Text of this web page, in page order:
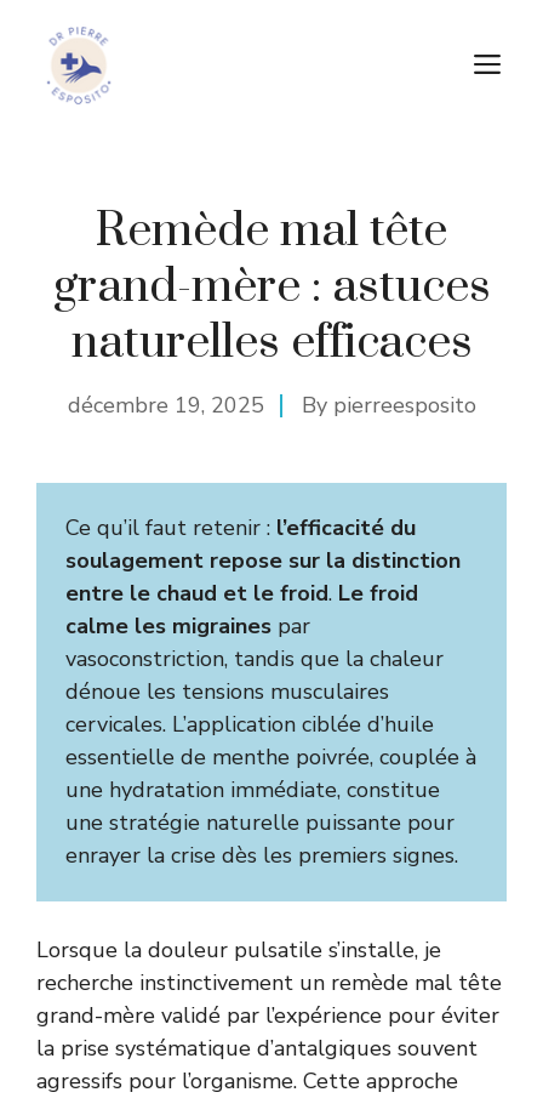
contenu
Remède mal tête
grand-mère : astuces
naturelles efficaces
décembre 19, 2025 By pierreesposito
Ce qu’il faut retenir : l’efficacité du
soulagement repose sur la distinction
entre le chaud et le froid. Le froid
calme les migraines par
vasoconstriction, tandis que la chaleur
dénoue les tensions musculaires
cervicales. L’application ciblée d’huile
essentielle de menthe poivrée, couplée à
une hydratation immédiate, constitue
une stratégie naturelle puissante pour
enrayer la crise dès les premiers signes.
Lorsque la douleur pulsatile s’installe, je
recherche instinctivement un remède mal tête
grand-mère validé par l’expérience pour éviter
la prise systématique d’antalgiques souvent
agressifs pour l’organisme. Cette approche